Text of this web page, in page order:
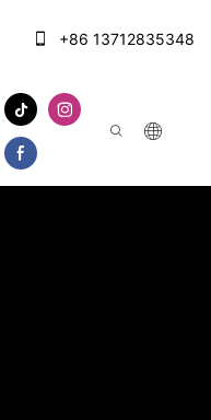
+86 13712835348
Nous contacter